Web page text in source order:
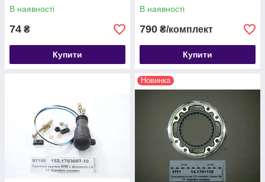
В наявності
74 ₴
Купити
В наявності
790 ₴/комплект
Купити
Новинка